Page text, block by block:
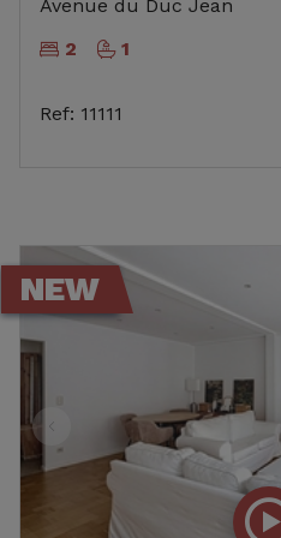
Avenue du Duc Jean
2
1
Ref: 11111
NEW